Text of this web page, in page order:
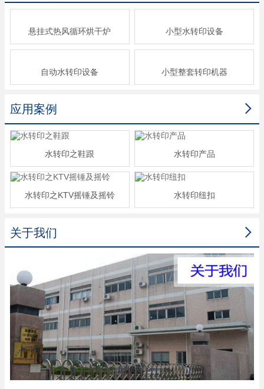
悬挂式热风循环烘干炉 小型水转印设备
自动水转印设备 小型整套转印机器

应用案例
水转印之鞋跟 水转印产品
水转印之KTV摇锤及摇铃 水转印纽扣

关于我们